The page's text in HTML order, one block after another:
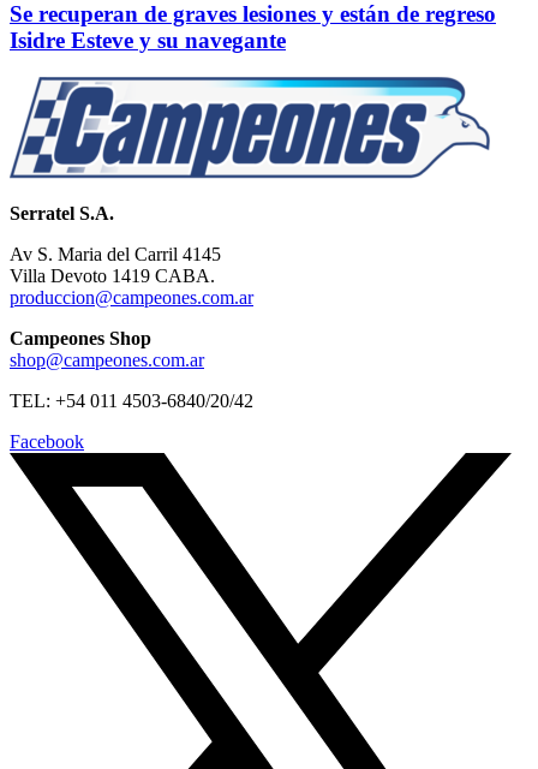
Se recuperan de graves lesiones y están de regreso
Isidre Esteve y su navegante
Serratel S.A.
Av S. Maria del Carril 4145
Villa Devoto 1419 CABA.
produccion@campeones.com.ar
Campeones Shop
shop@campeones.com.ar
TEL: +54 011 4503-6840/20/42
Facebook